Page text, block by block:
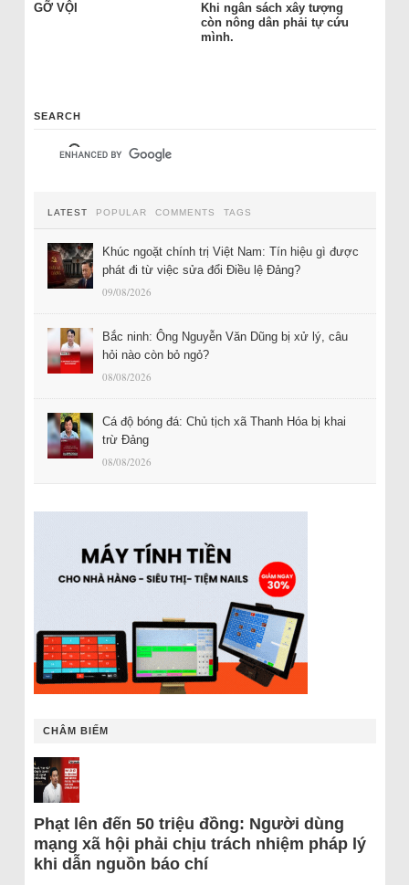
GỠ VỘI
Khi ngân sách xây tượng
còn nông dân phải tự cứu
mình.
SEARCH
LATEST POPULAR COMMENTS TAGS
Khúc ngoặt chính trị Việt Nam: Tín hiệu gì được
phát đi từ việc sửa đổi Điều lệ Đảng?
09/08/2026
Bắc ninh: Ông Nguyễn Văn Dũng bị xử lý, câu
hỏi nào còn bỏ ngỏ?
08/08/2026
Cá độ bóng đá: Chủ tịch xã Thanh Hóa bị khai
trừ Đảng
08/08/2026
CHÂM BIẾM
Phạt lên đến 50 triệu đồng: Người dùng
mạng xã hội phải chịu trách nhiệm pháp lý
khi dẫn nguồn báo chí